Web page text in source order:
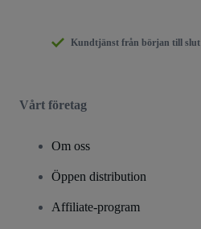
Kundtjänst från början till slut
Vårt företag
Om oss
Öppen distribution
Affiliate-program